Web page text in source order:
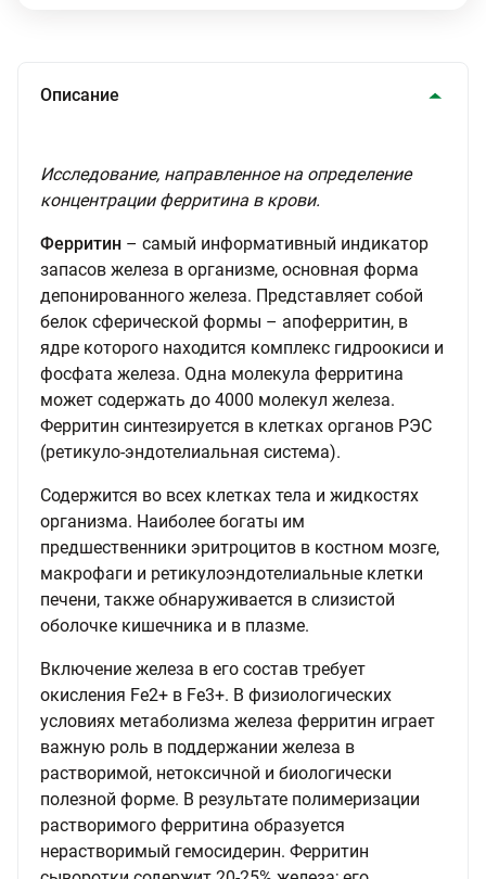
Описание
Исследование, направленное на определение
концентрации ферритина в крови.
Ферритин – самый информативный индикатор
запасов железа в организме, основная форма
депонированного железа. Представляет собой
белок сферической формы – апоферритин, в
ядре которого находится комплекс гидроокиси и
фосфата железа. Одна молекула ферритина
может содержать до 4000 молекул железа.
Ферритин синтезируется в клетках органов РЭС
(ретикуло-эндотелиальная система).
Содержится во всех клетках тела и жидкостях
организма. Наиболее богаты им
предшественники эритроцитов в костном мозге,
макрофаги и ретикулоэндотелиальные клетки
печени, также обнаруживается в слизистой
оболочке кишечника и в плазме.
Включение железа в его состав требует
окисления Fe2+ в Fe3+. В физиологических
условиях метаболизма железа ферритин играет
важную роль в поддержании железа в
растворимой, нетоксичной и биологически
полезной форме. В результате полимеризации
растворимого ферритина образуется
нерастворимый гемосидерин. Ферритин